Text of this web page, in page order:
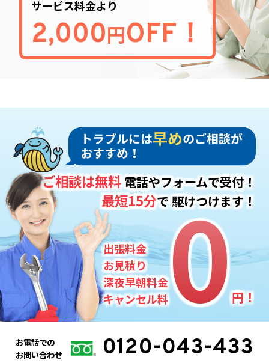
サービス料金より
2,000円OFF！
出張料金
お見積り
深夜早朝料金
キャンセル料0
0円！
ご相談は無料電話やフォームで受付！
最短15分で駆けつけます！
お電話での
お問い合わせ
0120-043-433